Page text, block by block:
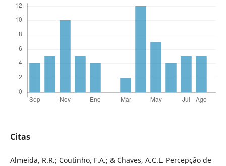
Citas
Almeida, R.R.; Coutinho, F.A.; & Chaves, A.C.L. Percepção de